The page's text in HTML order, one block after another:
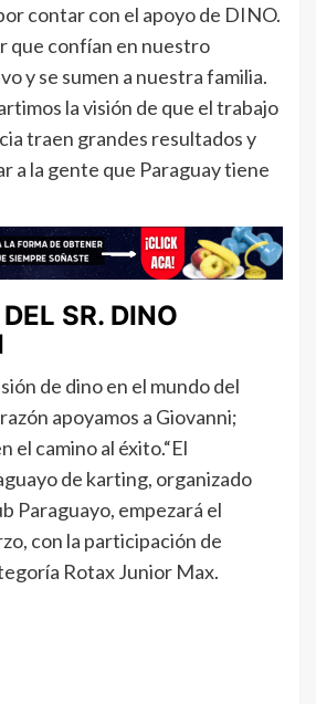
contar con el apoyo de DINO.
que confían en nuestro
y se sumen a nuestra familia.
la visión de que el trabajo
traen grandes resultados y
a la gente que Paraguay tiene
SR. DINO
de dino en el mundo del
apoyamos a Giovanni;
el camino al éxito.“El
de karting, organizado
Paraguayo, empezará el
con la participación de
Rotax Junior Max.